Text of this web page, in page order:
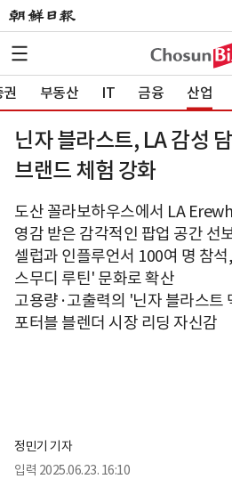
부동산 IT 금융 산업
닌자 블라스트, LA 감성
브랜드 체험 강화
도산 꼴라보하우스에서 LA
영감 받은 감각적인 팝업 공간 선
셀럽과 인플루언서 100여 명 참
스무디 루틴' 문화로 확산
고용량·고출력의 '닌자 블라스트
포터블 블렌더 시장 리딩 자신감
정민기 기자
입력 2025.06.23. 16:10